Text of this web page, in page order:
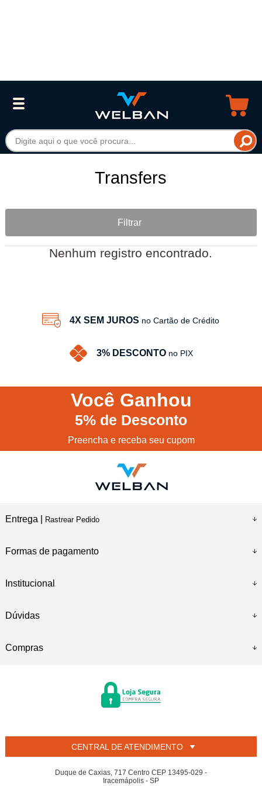
Transfers
Filtrar
Nenhum registro encontrado.
4X SEM JUROS no Cartão de Crédito
3% DESCONTO no PIX
Você Ganhou
5% de Desconto
Preencha e receba seu cupom
Entrega | Rastrear Pedido
Formas de pagamento
Institucional
Dúvidas
Compras
CENTRAL DE ATENDIMENTO
Duque de Caxias, 717 Centro CEP 13495-029 -
Iracemápolis - SP